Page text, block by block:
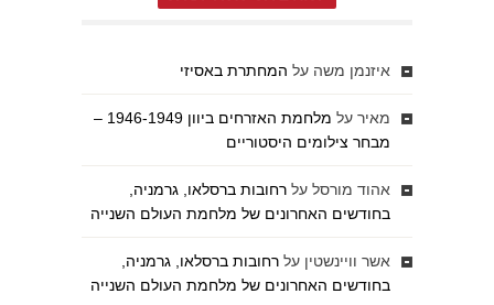
איזנמן משה על המחתרת באסיזי
מאיר על
מלחמת האזרחים ביוון 1946-1949 –
מבחר צילומים היסטוריים
אהוד מורסל על רחובות ברסלאו, גרמניה,
בחודשים האחרונים של מלחמת העולם השנייה
אשר וויינשטין על רחובות ברסלאו, גרמניה,
בחודשים האחרונים של מלחמת העולם השנייה